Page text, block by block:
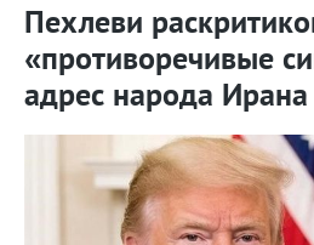
Пехлеви
«противоречивые
адрес народа Ирана